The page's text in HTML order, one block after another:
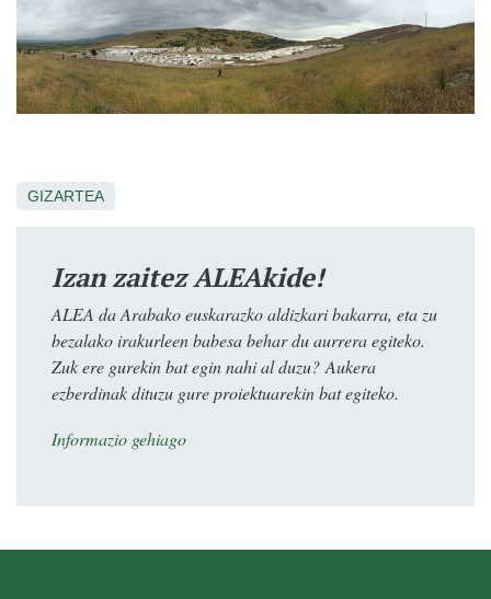
GIZARTEA
Izan zaitez ALEAkide!
ALEA da Arabako euskarazko aldizkari bakarra, eta zu
bezalako irakurleen babesa behar du aurrera egiteko.
Zuk ere gurekin bat egin nahi al duzu? Aukera
ezberdinak dituzu gure proiektuarekin bat egiteko.
Informazio gehiago